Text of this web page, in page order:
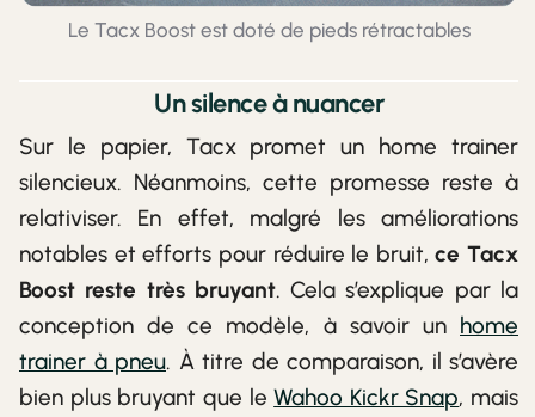
Le Tacx Boost est doté de pieds rétractables
Un silence à nuancer
Sur le papier, Tacx promet un home trainer
silencieux. Néanmoins, cette promesse reste à
relativiser. En effet, malgré les améliorations
notables et efforts pour réduire le bruit,ce Tacx
Boost reste très bruyant. Cela s’explique par la
conception de ce modèle, à savoir un home
trainer à pneu. À titre de comparaison, il s’avère
bien plus bruyant que leWahoo Kickr Snap, mais